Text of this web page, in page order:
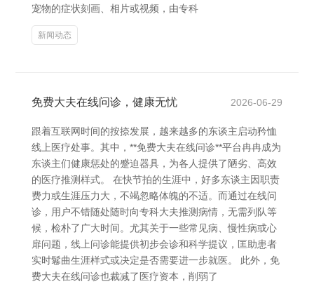
宠物的症状刻画、相片或视频，由专科
新闻动态
免费大夫在线问诊，健康无忧 2026-06-29
跟着互联网时间的按捺发展，越来越多的东谈主启动矜恤
线上医疗处事。其中，**免费大夫在线问诊**平台冉冉成为
东谈主们健康惩处的蹙迫器具，为各人提供了陋劣、高效
的医疗推测样式。 在快节拍的生涯中，好多东谈主因职责
费力或生涯压力大，不竭忽略体魄的不适。而通过在线问
诊，用户不错随处随时向专科大夫推测病情，无需列队等
候，检朴了广大时间。尤其关于一些常见病、慢性病或心
扉问题，线上问诊能提供初步会诊和科学提议，匡助患者
实时鬈曲生涯样式或决定是否需要进一步就医。 此外，免
费大夫在线问诊也裁减了医疗资本，削弱了